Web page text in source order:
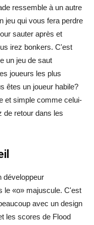
ressemble à un autre
jeu qui vous fera perdre
sauter après et
irez bonkers. C'est
un jeu de saut
joueurs les plus
êtes un joueur habile?
et simple comme celui-
retour dans les
développeur
le «o» majuscule. C'est
avec un design
les scores de Flood